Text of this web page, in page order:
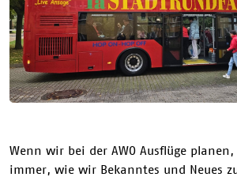
Wenn wir bei der AWO Ausflüge
immer, wie wir Bekanntes und Neues